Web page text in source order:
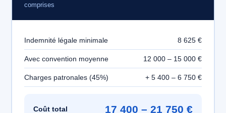
comprises
Indemnité légale minimale 8 625 €
Avec convention moyenne 12 000 – 15 000 €
Charges patronales (45%) + 5 400 – 6 750 €
Coût total 17 400 – 21 750 €